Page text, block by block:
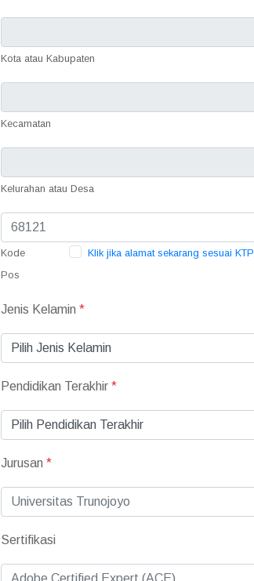
Kota atau Kabupaten
Kecamatan
Kelurahan atau Desa
Kode
Pos
Klik jika alamat sekarang sesuai KTP
Jenis Kelamin *
Pendidikan Terakhir *
Jurusan *
Sertifikasi